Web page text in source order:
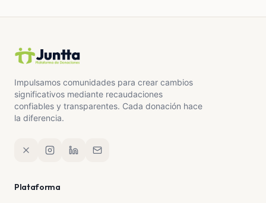
Impulsamos comunidades para crear cambios
significativos mediante recaudaciones
confiables y transparentes. Cada donación hace
la diferencia.
Plataforma